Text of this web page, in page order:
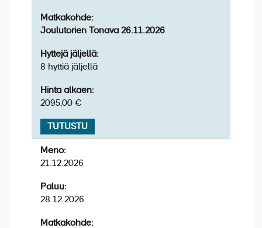
kujat, kauppiastalot ja historialliset aukiot kertovat
kaupungin vauraasta menneisyydestä tärkeänä
ihailet muun muassa goottilaista tuomiokirkkoa ja
ikonista Kivisiltaa, joka on yksi Saksan vanhimmista
säilyneistä silloista. Retki tarjoaa elämyksellisen
katsauksen Baijerin historiaan ja arkkitehtuuriin
kävelymatkan päässä laiturilta.
–
lento Helsinkiin (A)
Matkakohde:
Joulutorien Tonava 26.11.2026
Hyttejä jäljellä:
8 hyttiä jäljellä
Hinta alkaen:
2095,00 €
TUTUSTU
Meno:
21.12.2026
Paluu:
28.12.2026
Matkakohde: